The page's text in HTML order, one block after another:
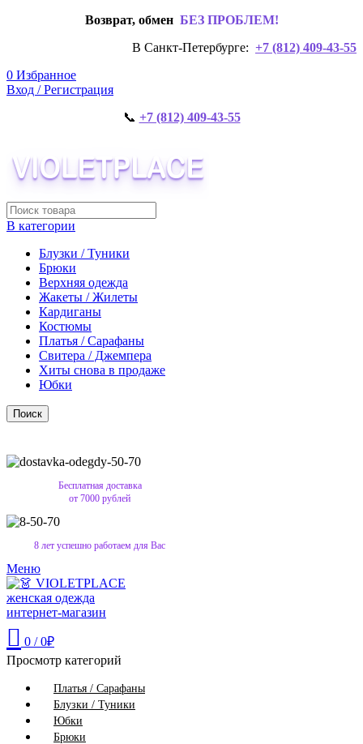
Возврат, обмен БЕЗ ПРОБЛЕМ!
В Санкт-Петербурге: +7 (812) 409-43-55
0 Избранное
Вход / Регистрация
📞 +7 (812) 409-43-55
В категории
Блузки / Туники
Брюки
Верхняя одежда
Жакеты / Жилеты
Кардиганы
Костюмы
Платья / Сарафаны
Свитера / Джемпера
Хиты снова в продаже
Юбки
Поиск
Бесплатная доставка
от 7000 рублей
8 лет успешно работаем для Вас
Меню
0 / 0₽
Просмотр категорий
Платья / Сарафаны
Блузки / Туники
Юбки
Брюки